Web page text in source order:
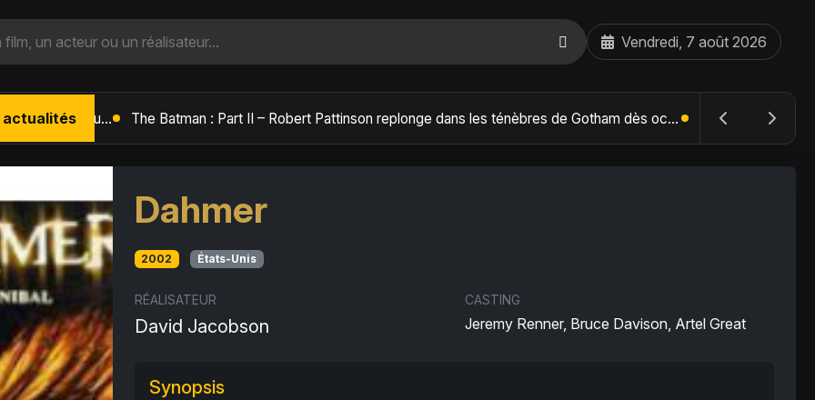
Vendredi, 7 août 2026
actualités L'Âge de Glace : Le Réveil du Volcan – Manny, Sid et Diego de retour pour une aventure explosive The Batman : Part II – Robert Pattinson replonge dans les ténèbres de Gotham dès octobre 2027
Dahmer
2002 États-Unis
RÉALISATEUR
David Jacobson
CASTING
Jeremy Renner, Bruce Davison, Artel Great
Synopsis